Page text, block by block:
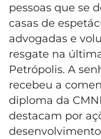
pessoas que se
casas de
advogadas e
resgate na
Petrópolis. A
recebeu a
diploma da
destacam por